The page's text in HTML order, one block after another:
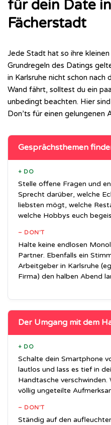
für dein Date
Fächerstadt
Jede Stadt hat so ihre
Grundregeln des Datings
in Karlsruhe nicht schon
Wand fährt, solltest du ein
unbedingt beachten. Hier
Don’ts für einen gelungenen
Gesprächsthemen
+ DO
Stelle offene Fragen und
Sprecht darüber, welche
liebsten mögt, welche
welche Hobbys euch
– DON’T
Halte keine endlosen
Partner. Ebenfalls ein
Arbeitgeber in Karlsruhe
Firma) den halben Abend
Der Umgang mit dem
+ DO
Schalte dein Smartphone
lautlos und lass es tief in
Handtasche
völlig ungeteilte
– DON’T
Ständig auf den